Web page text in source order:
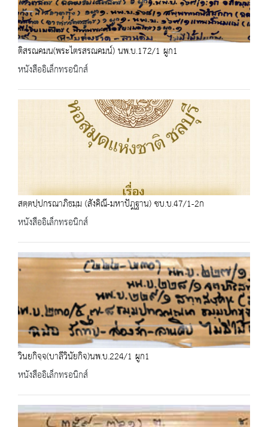
ติสรณคมน(พระไตรสรณคมน์) นพ.บ.172/1 ผูก1
หนังสืออิเล็กทรอนิกส์
สตฺตปฺปกรณาภิธมฺม (สังคิณี-มหาปัฎฐาน) ชบ.บ.47/1-2ก
หนังสืออิเล็กทรอนิกส์
วินยกิจฺจ(บาลีวินัยกิจ)นพ.บ.224/1 ผูก1
หนังสืออิเล็กทรอนิกส์